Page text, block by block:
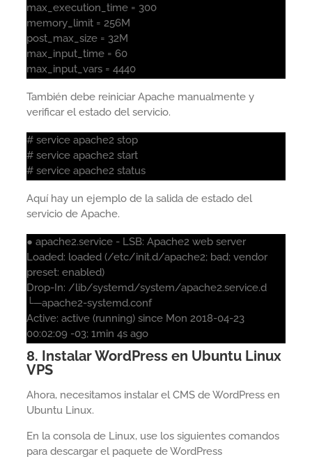
max_execution_time = 300
memory_limit = 256M
post_max_size = 32M
max_input_time = 60
max_input_vars = 4440
También debe reiniciar Apache manualmente y
verificar el estado del servicio.
# service apache2 stop
# service apache2 start
# service apache2 status
Aquí hay un ejemplo de la salida de estado del
servicio de Apache.
● apache2.service - LSB: Apache2 web server
Loaded: loaded (/etc/init.d/apache2; bad; vendor
preset: enabled)
Drop-In: /lib/systemd/system/apache2.service.d
└─apache2-systemd.conf
Active: active (running) since Mon 2018-04-23
00:02:09 -03; 1min 4s ago
8. Instalar WordPress en Ubuntu Linux
VPS
Ahora, necesitamos instalar el CMS de WordPress en
Ubuntu Linux.
En la consola de Linux, use los siguientes comandos
para descargar el paquete de WordPress